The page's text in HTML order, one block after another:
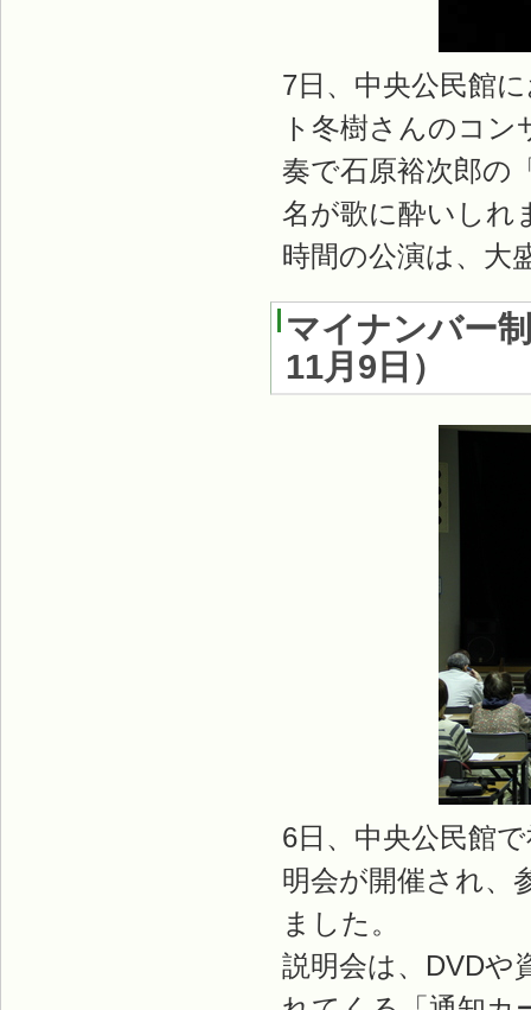
7日、中央公民館
ト冬樹さんのコ
奏で石原裕次郎の
名が歌に酔いしれ
時間の公演は、大
マイナンバー
11月9日 ）
6日、中央公民館
明会が開催され、
ました。
説明会は、DVDや